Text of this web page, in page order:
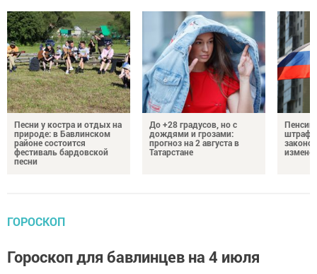
Песни у костра и отдых на
природе: в Бавлинском
районе состоится
фестиваль бардовской
песни
До +28 градусов, но с
дождями и грозами:
прогноз на 2 августа в
Татарстане
ГОРОСКОП
Гороскоп для бавлинцев на 4 июля